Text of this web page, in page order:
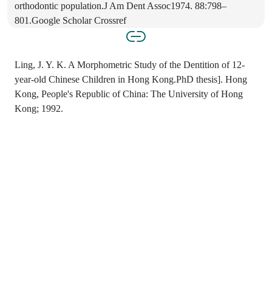
orthodontic population.J Am Dent Assoc1974. 88:798–
801.Google Scholar Crossref
Ling, J. Y. K. A Morphometric Study of the Dentition of 12-
year-old Chinese Children in Hong Kong.PhD thesis]. Hong
Kong, People's Republic of China: The University of Hong
Kong; 1992.